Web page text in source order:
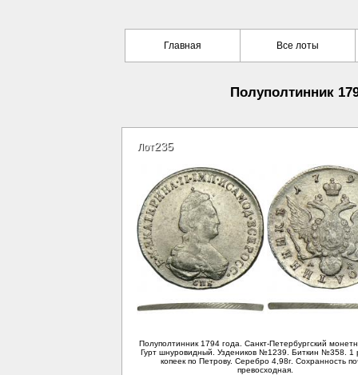
Главная Все лоты
Полуполтинник
Лот235
Полуполтинник 1794 года. Санкт-Петербургский
Гурт шнуровидный. Уздеников №1239. Биткин №358. 1
копеек по Петрову. Серебро 4,98г. Сохранность
превосходная.